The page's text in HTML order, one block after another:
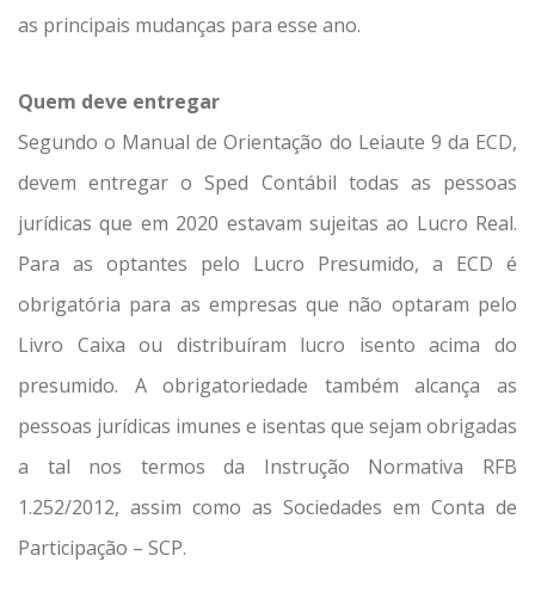
as principais mudanças para esse ano.
Quem deve entregar
Segundo o Manual de Orientação do Leiaute 9 da ECD,
devem entregar o Sped Contábil todas as pessoas
jurídicas que em 2020 estavam sujeitas ao Lucro Real.
Para as optantes pelo Lucro Presumido, a ECD é
obrigatória para as empresas que não optaram pelo
Livro Caixa ou distribuíram lucro isento acima do
presumido. A obrigatoriedade também alcança as
pessoas jurídicas imunes e isentas que sejam obrigadas
a tal nos termos da Instrução Normativa RFB
1.252/2012, assim como as Sociedades em Conta de
Participação – SCP.